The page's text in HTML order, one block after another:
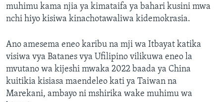
muhimu kama njia ya kimataifa ya bahari kusini mwa
nchi hiyo kisiwa kinachotawaliwa kidemokrasia.
Ano amesema eneo karibu na mji wa Itbayat katika
visiwa vya Batanes vya Ufilipino vilikuwa eneo la
mvutano wa kijeshi mwaka 2022 baada ya China
kuitikia kisiasa maendeleo kati ya Taiwan na
Marekani, ambayo ni mshirika wake muhimu wa